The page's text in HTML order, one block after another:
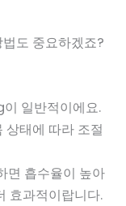
도 중요하겠죠?
일반적이에요.
태에 따라 조절
면 흡수율이 높아
효과적이랍니다.